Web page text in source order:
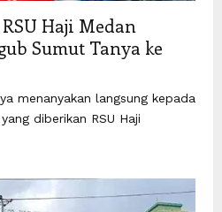
Haji Medan
Sumut Tanya ke
menanyakan langsung kepada
diberikan RSU Haji